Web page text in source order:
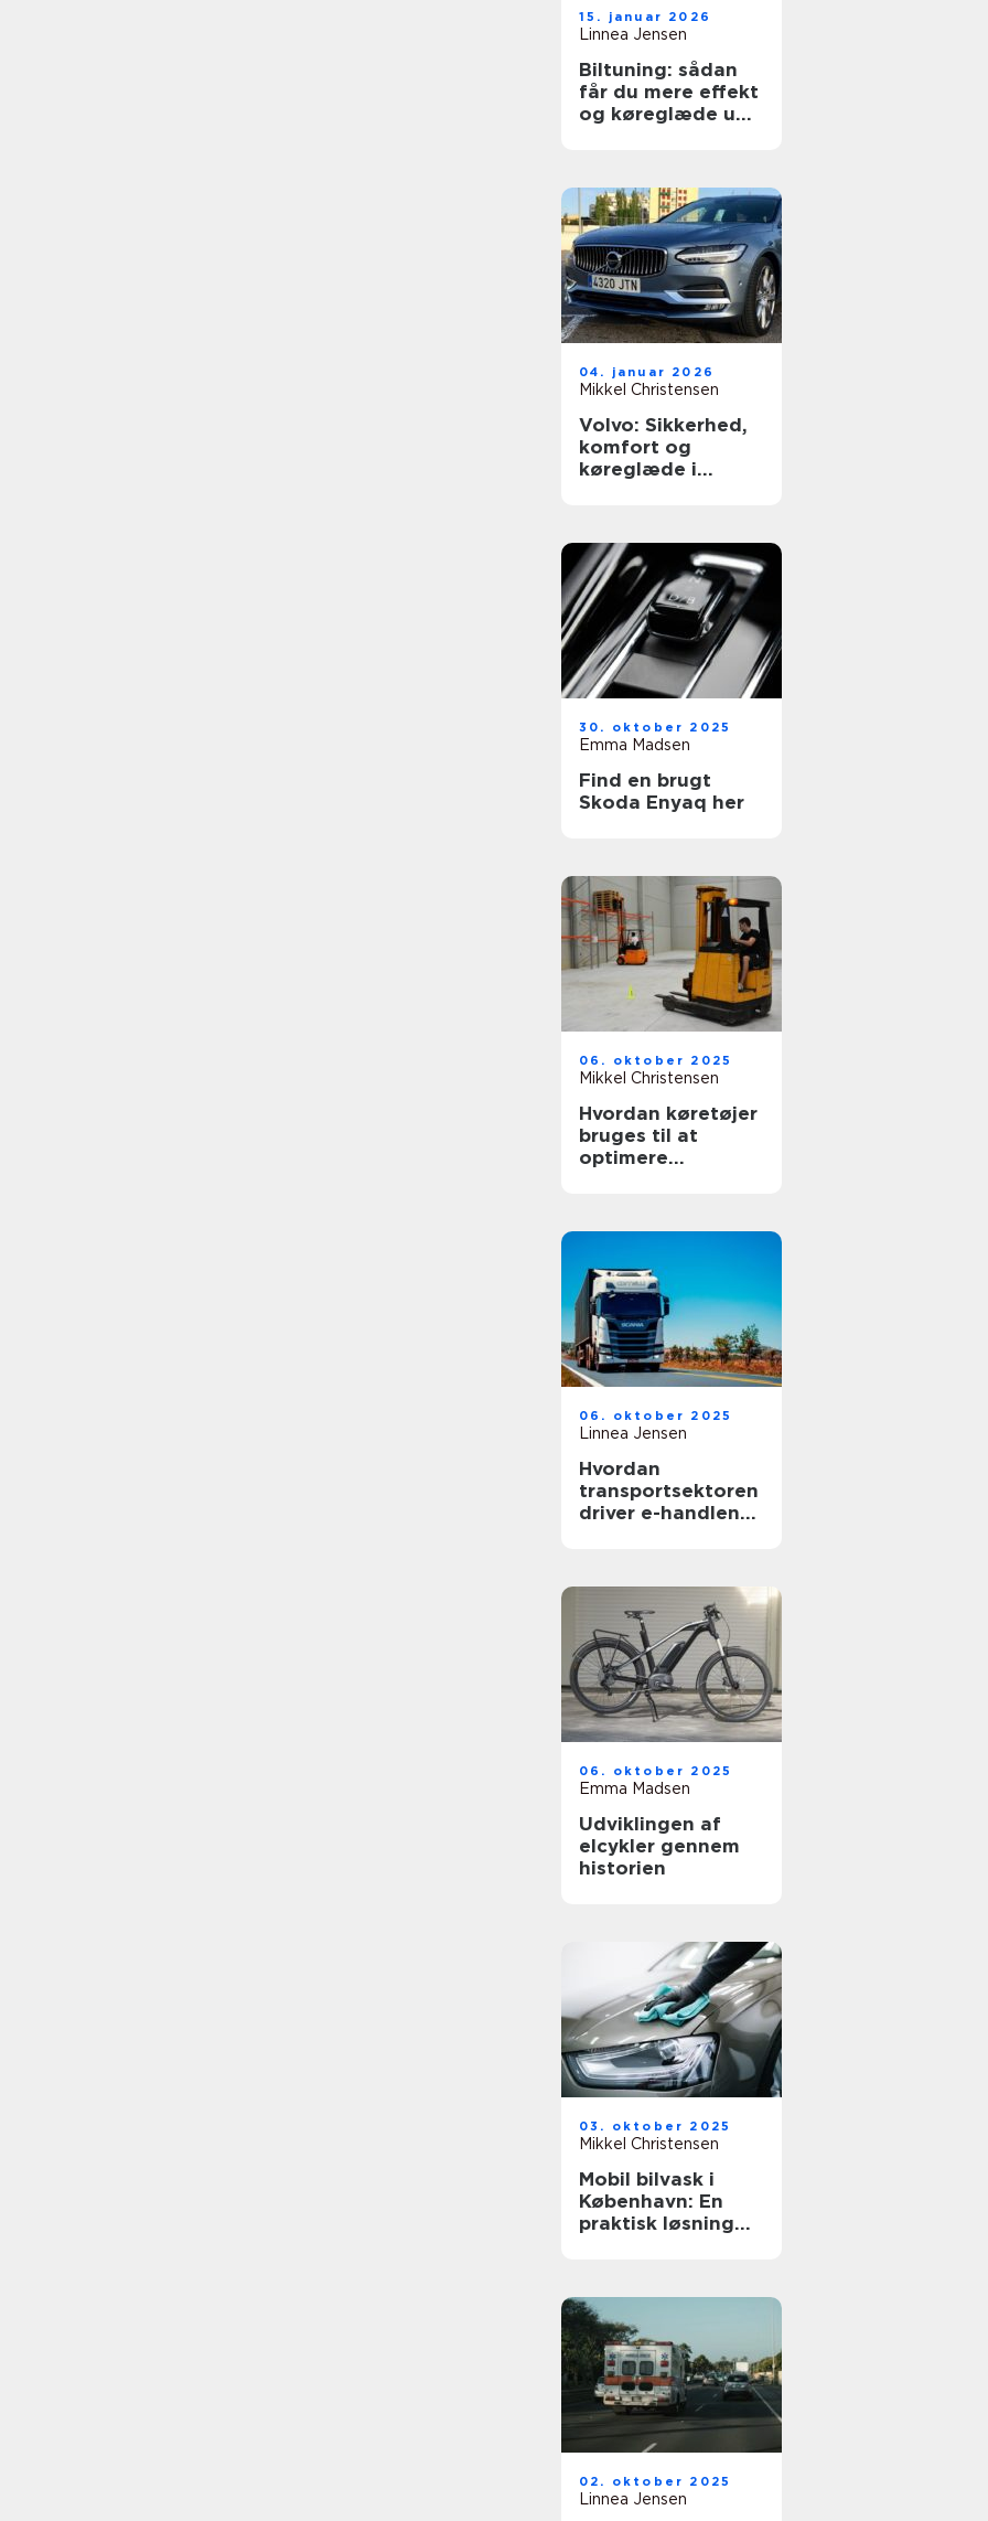
15. januar 2026
Linnea Jensen
Biltuning: sådan
får du mere effekt
og køreglæde ud
04. januar 2026
Mikkel Christensen
Volvo: Sikkerhed,
komfort og
køreglæde i
30. oktober 2025
Emma Madsen
Find en brugt
Skoda Enyaq her
06. oktober 2025
Mikkel Christensen
Hvordan køretøjer
bruges til at
optimere
06. oktober 2025
Linnea Jensen
Hvordan
transportsektoren
driver e-handlens
06. oktober 2025
Emma Madsen
Udviklingen af
elcykler gennem
historien
03. oktober 2025
Mikkel Christensen
Mobil bilvask i
København: En
praktisk løsning
02. oktober 2025
Linnea Jensen